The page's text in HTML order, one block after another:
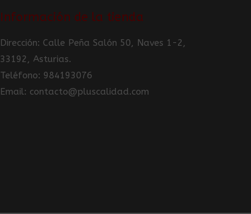
Información de la tienda
Dirección: Calle Peña Salón 50, Naves 1-2,
33192, Asturias.
Teléfono: 984193076
Email: contacto@pluscalidad.com